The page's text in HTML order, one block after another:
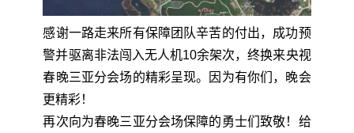
感谢一路走来所有保障团队辛苦的付出，成功预
警并驱离非法闯入无人机10余架次，终换来央视
春晚三亚分会场的精彩呈现。因为有你们，晚会
更精彩！
再次向为春晚三亚分会场保障的勇士们致敬！给